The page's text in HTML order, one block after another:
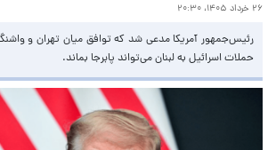
۲۶ خرداد ۱۴۰۵، ۲۰:۳۰
رئیس‌جمهور آمریکا مدعی شد که توافق میان تهران و
حملات اسرائیل به لبنان می‌تواند پابرجا بماند.